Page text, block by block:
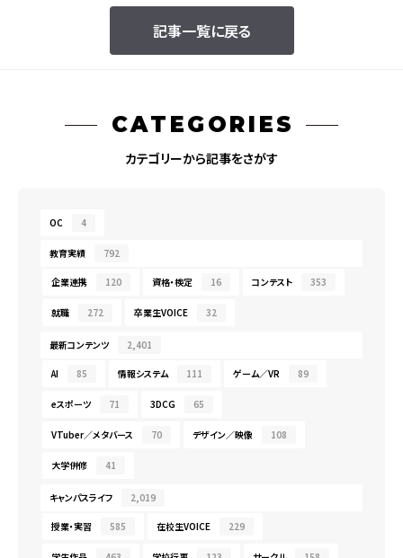
記事一覧に戻る
CATEGORIES
カテゴリーから記事をさがす
OC 4
教育実績 792
企業連携 120 資格・検定 16 コンテスト 353
就職 272 卒業生VOICE 32
最新コンテンツ 2,401
AI 85 情報システム 111 ゲーム／VR 89
eスポーツ 71 3DCG 65
VTuber／メタバース 70 デザイン／映像 108
大学併修 41
キャンパスライフ 2,019
授業・実習 585 在校生VOICE 229